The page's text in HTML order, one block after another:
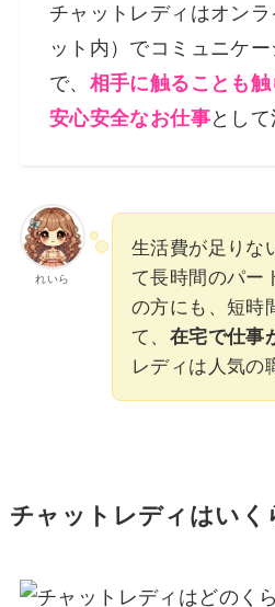
チャットレディはオン
ット内）でコミュニケ
で、 相手に触ることも
安心安全なお仕事として
れいら
生活費が足りな
て長時間のパー
の方にも、短時
て、 在宅で仕事
レディは人気の
チャットレディはいく